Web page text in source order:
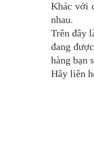
Khác với
nhau.
Trên đây
đang
hàng bạn
Hãy liên